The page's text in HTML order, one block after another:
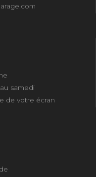
samedi
de votre écran